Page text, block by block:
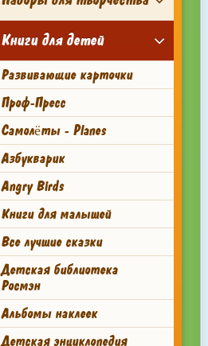
Книги для детей
Развивающие карточки
Проф-Пресс
Самолёты - Planes
Азбукварик
Angry Birds
Книги для малышей
Все лучшие сказки
Детская библиотека
Росмэн
Альбомы наклеек
Детская энциклопедия